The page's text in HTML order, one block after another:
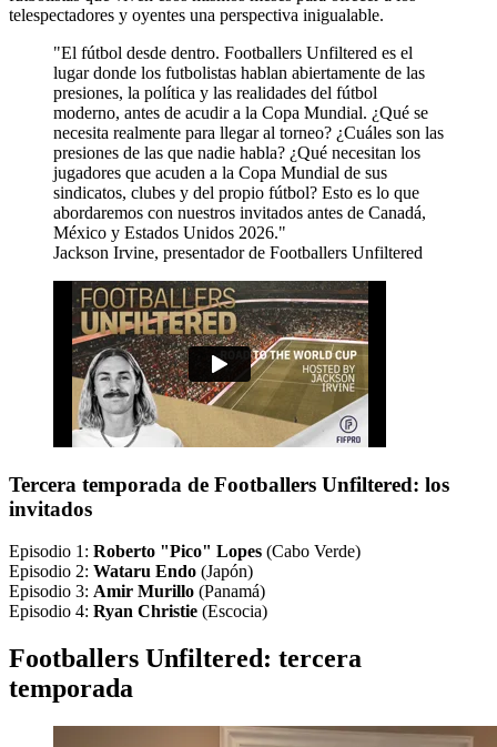
telespectadores y oyentes una perspectiva inigualable.
El fútbol desde dentro. Footballers Unfiltered es el
lugar donde los futbolistas hablan abiertamente de las
presiones, la política y las realidades del fútbol
moderno, antes de acudir a la Copa Mundial. ¿Qué se
necesita realmente para llegar al torneo? ¿Cuáles son las
presiones de las que nadie habla? ¿Qué necesitan los
jugadores que acuden a la Copa Mundial de sus
sindicatos, clubes y del propio fútbol? Esto es lo que
abordaremos con nuestros invitados antes de Canadá,
México y Estados Unidos 2026.
Jackson Irvine, presentador de Footballers Unfiltered
Tercera temporada de Footballers Unfiltered: los
invitados
Episodio 1: Roberto "Pico" Lopes (Cabo Verde)
Episodio 2: Wataru Endo (Japón)
Episodio 3: Amir Murillo (Panamá)
Episodio 4: Ryan Christie (Escocia)
Footballers Unfiltered: tercera
temporada